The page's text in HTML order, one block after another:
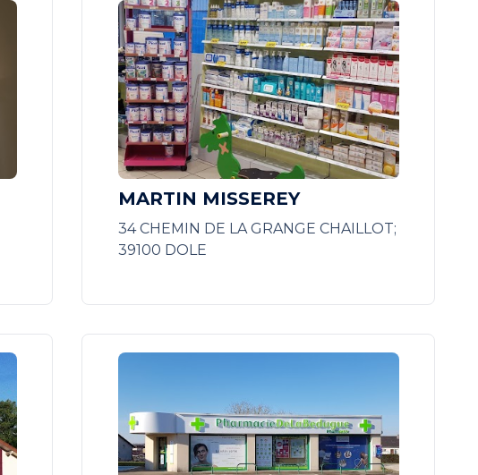
MARTIN MISSEREY
34 CHEMIN DE LA GRANGE CHAILLOT;
39100 DOLE